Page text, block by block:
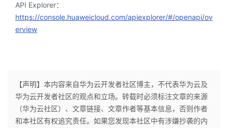
API Explorer：
https://console.huaweicloud.com/apiexplorer/#/openapi/ov
erview
【声明】本内容来自华为云开发者社区博主，不代表华为云及
华为云开发者社区的观点和立场。转载时必须标注文章的来源
（华为云社区）、文章链接、文章作者等基本信息，否则作者
和本社区有权追究责任。如果您发现本社区中有涉嫌抄袭的内